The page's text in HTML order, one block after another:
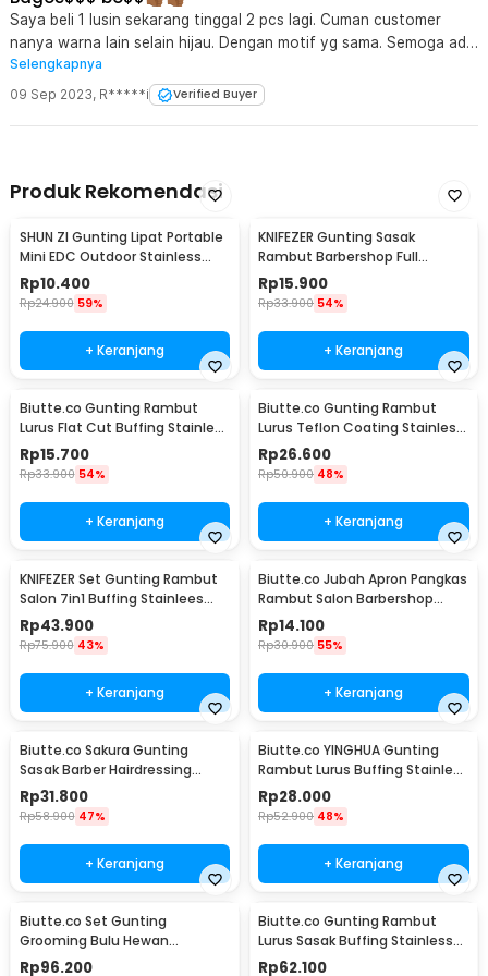
Saya beli 1 lusin sekarang tinggal 2 pcs lagi. Cuman customer
nanya warna lain selain hijau. Dengan motif yg sama. Semoga ada
warna lain dengan motif yang sama.
Selengkapnya
09 Sep 2023, R*****i Verified Buyer
Produk Rekomendasi
SHUN ZI Gunting Lipat Portable
Mini EDC Outdoor Stainless
Steel 20Gr13 - FS-08
Rp10.400
Rp24.900 59%
+ Keranjang
KNIFEZER Gunting Sasak
Rambut Barbershop Full
Stainless Steel - BHT002
Rp15.900
Rp33.900 54%
+ Keranjang
Biutte.co Gunting Rambut
Lurus Flat Cut Buffing Stainless
Steel 4Cr13 - BHT002
Rp15.700
Rp33.900 54%
+ Keranjang
Biutte.co Gunting Rambut
Lurus Teflon Coating Stainless
Steel 4Cr13 - CL-60
Rp26.600
Rp50.900 48%
+ Keranjang
KNIFEZER Set Gunting Rambut
Salon 7in1 Buffing Stainlees
Steel 4Cr13 - BHT002
Rp43.900
Rp75.900 43%
+ Keranjang
Biutte.co Jubah Apron Pangkas
Rambut Salon Barbershop
Cape - WB01
Rp14.100
Rp30.900 55%
+ Keranjang
Biutte.co Sakura Gunting
Sasak Barber Hairdressing
Scissors 6 Inch - JFY-60
Rp31.800
Rp58.900 47%
+ Keranjang
Biutte.co YINGHUA Gunting
Rambut Lurus Buffing Stainless
Steel 4Cr13 - CL-6
Rp28.000
Rp52.900 48%
+ Keranjang
Biutte.co Set Gunting
Grooming Bulu Hewan
Peliharaan 4in1 - 62HRC
Rp96.200
Biutte.co Gunting Rambut
Lurus Sasak Buffing Stainless
Steel 2 PCS - M1325
Rp62.100